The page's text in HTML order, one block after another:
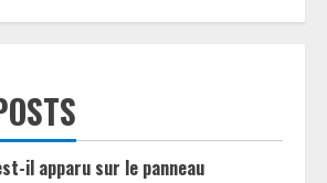
il apparu sur le panneau